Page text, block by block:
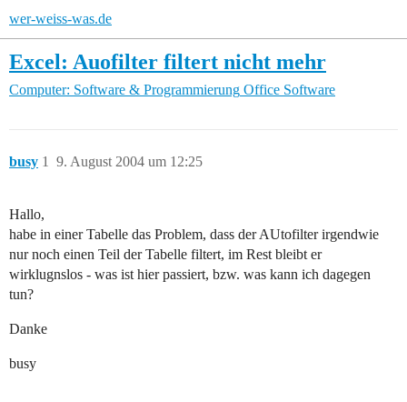
wer-weiss-was.de
Excel: Auofilter filtert nicht mehr
Computer: Software & Programmierung Office Software
busy 9. August 2004 um 12:25
1
Hallo,
habe in einer Tabelle das Problem, dass der AUtofilter irgendwie
nur noch einen Teil der Tabelle filtert, im Rest bleibt er
wirklugnslos - was ist hier passiert, bzw. was kann ich dagegen
tun?
Danke
busy